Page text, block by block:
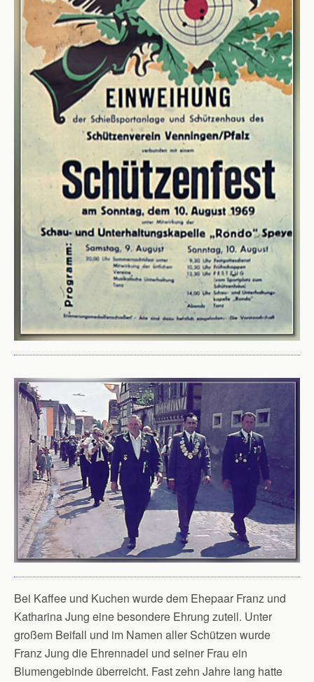
Bei Kaffee und Kuchen wurde dem Ehepaar Franz und
Katharina Jung eine besondere Ehrung zuteil. Unter
großem Beifall und im Namen aller Schützen wurde
Franz Jung die Ehrennadel und seiner Frau ein
Blumengebinde überreicht. Fast zehn Jahre lang hatte